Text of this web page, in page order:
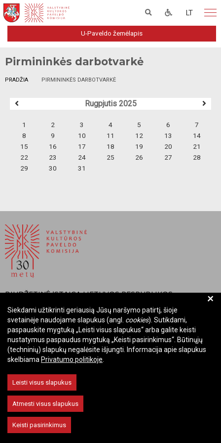
LT
U-Paveldo žemėlapis
Pirmininkės darbotvarkė
PRADŽIA PIRMININKĖS DARBOTVARKĖ
Rugpjutis 2025
1 2 3 4 5 6
7
8
9 10 11 12 13
14
15
16 17 18 19 20
21
22
23 24 25 26 27
28
29
30 31
BIUDŽETINĖ ĮSTAIGA LIETUVOS RESPUBLIKOS
VALSTYBINĖ KULTŪROS PAVELDO KOMISIJA
Įmonės kodas: Juridinių asmenų registre 288700520
Adresas: Rūdninkų g. 13, 01135 Vilnius
Telefonas: +370 699 13972
El. paštas: komisija@vkpk.lt
Keisti slapukų nustatymus
+
Siekdami užtikrinti geriausią Jūsų naršymo patirtį, šioje
svetainėje naudojame slapukus (angl. cookies). Sutikdami,
paspauskite mygtuką „Leisti visus slapukus“ arba galite keisti
nustatymus paspaudus mygtuką „Keisti pasirinkimus“. Būtinųjų
(techninių) slapukų negalėsite išjungti. Informacija apie slapukus
skelbiama Privatumo politikoje
Leisti visus slapukus
Atmesti visus slapukus
Keisti pasirinkimus